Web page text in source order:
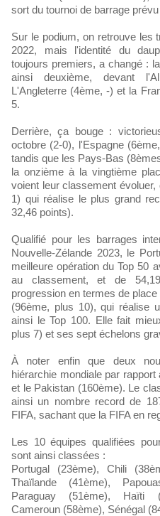
sort du tournoi de barrage
Sur le podium, on retrouve les
2022, mais l'identité du
toujours premiers, a changé :
ainsi deuxième, devant
L'Angleterre (4ème, -) et la
5.
Derrière, ça bouge :
octobre (2-0), l'Espagne
tandis que les Pays-Bas
la onzième à la vingtième
voient leur classement
1) qui réalise le plus grand
32,46 points).
Qualifié pour les barrages
Nouvelle-Zélande 2023, le
meilleure opération du Top 50
au classement, et de
progression en termes de
(96ème, plus 10), qui réalise
ainsi le Top 100. Elle fait
plus 7) et ses sept échelons
À noter enfin que deux
hiérarchie mondiale par
et le Pakistan (160ème). Le
ainsi un nombre record de
FIFA, sachant que la FIFA en
Les 10 équipes qualifiées
sont ainsi classées :
Portugal (23ème), Chili
Thaïlande (41ème),
Paraguay (51ème), Haïti
Cameroun (58ème), Sénégal